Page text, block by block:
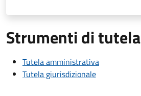
Strumenti di tutela
Tutela amministrativa
Tutela giurisdizionale